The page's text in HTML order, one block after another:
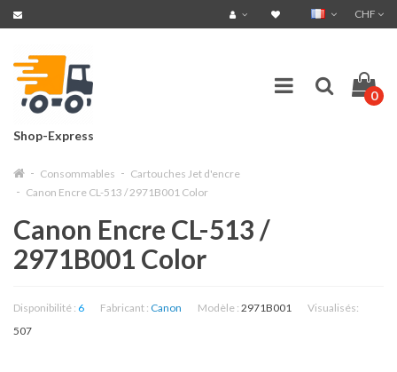
CHF
Shop-Express
0
Consommables
Cartouches Jet d'encre
Canon Encre CL-513 / 2971B001 Color
Canon Encre CL-513 /
2971B001 Color
Disponibilité : 6 Fabricant : Canon Modèle : 2971B001
Visualisés:
507